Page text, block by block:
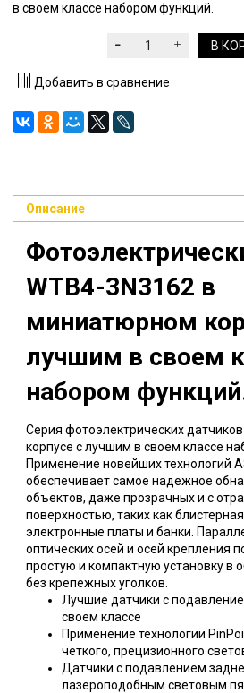
в своем классе набором функций.
В
Добавить в сравнение
Описание
WTB4-3N3162 в
миниатюрном
лучшим в своем
набором
Серия фотоэлектрических
корпусе с лучшим в своем классе
Применение новейших технологий
обеспечивает самое надежное
объектов, даже прозрачных и с
поверхностью, таких как
электронные платы и банки.
оптических осей и осей крепления
простую и компактную установку в
без крепежных уголков.
Лучшие датчики с
своем классе
Применение технологии
четкого, прецизионного
Датчики с подавлением
лазероподобным световым